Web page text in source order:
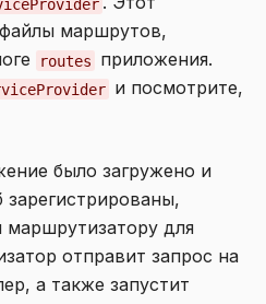
маршрутов,
routes
приложения.
и посмотрите,
было загружено и
маршрутизатору для
отправит запрос на
а также запустит